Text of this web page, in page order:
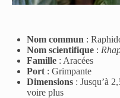
Nom commun :
Nom scientifique :
Famille : Aracées
Port : Grimpante
Dimensions : Jusqu’à
voire plus